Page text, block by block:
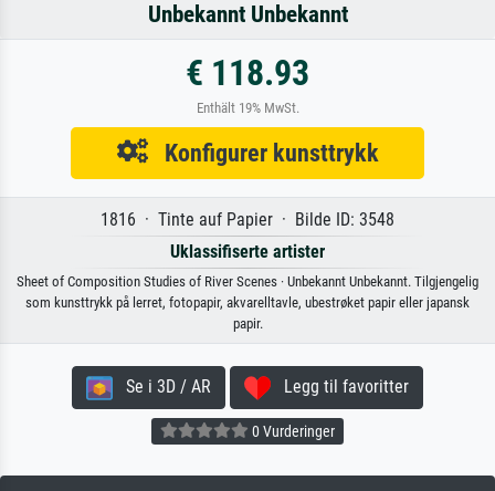
Unbekannt Unbekannt
€ 118.93
Enthält 19% MwSt.
Konfigurer kunsttrykk
1816 · Tinte auf Papier · Bilde ID: 3548
Uklassifiserte artister
Sheet of Composition Studies of River Scenes · Unbekannt Unbekannt. Tilgjengelig
som kunsttrykk på lerret, fotopapir, akvarelltavle, ubestrøket papir eller japansk
papir.
Se i 3D / AR Legg til favoritter
0 Vurderinger